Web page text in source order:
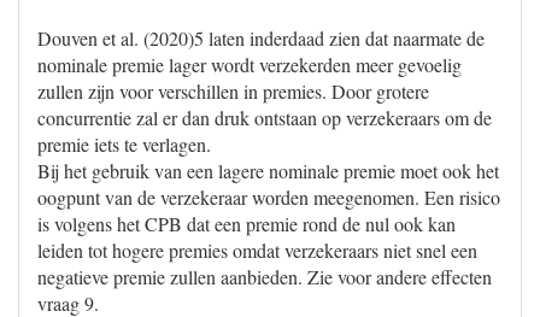
Douven et al. (2020)5 laten inderdaad zien dat naarmate de
nominale premie lager wordt verzekerden meer gevoelig
zullen zijn voor verschillen in premies. Door grotere
concurrentie zal er dan druk ontstaan op verzekeraars om de
premie iets te verlagen.
Bij het gebruik van een lagere nominale premie moet ook het
oogpunt van de verzekeraar worden meegenomen. Een risico
is volgens het CPB dat een premie rond de nul ook kan
leiden tot hogere premies omdat verzekeraars niet snel een
negatieve premie zullen aanbieden. Zie voor andere effecten
vraag 9.